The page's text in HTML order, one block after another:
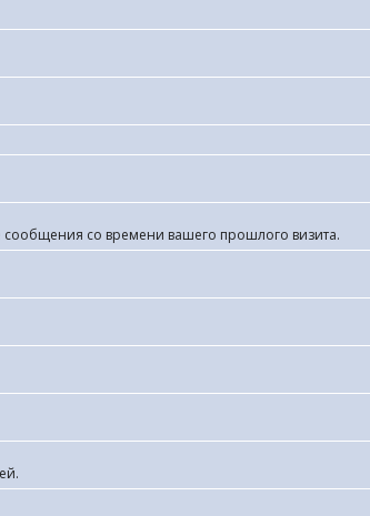
сообщения со времени вашего прошлого визита.